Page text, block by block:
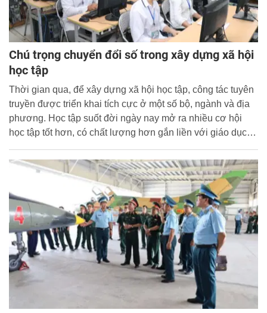
Chú trọng chuyển đổi số trong xây dựng xã hội
học tập
Thời gian qua, để xây dựng xã hội học tập, công tác tuyên
truyền được triển khai tích cực ở một số bộ, ngành và địa
phương. Học tập suốt đời ngày nay mở ra nhiều cơ hội
học tập tốt hơn, có chất lượng hơn gắn liền với giáo dục
số.